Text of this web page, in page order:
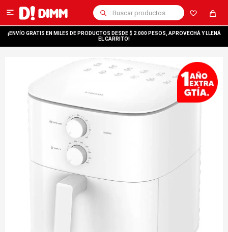

¡ENVÍO GRATIS EN MILES DE PRODUCTOS DESDE $ 2.000 PESOS, APROVECHÁ Y LLENÁ
EL CARRITO!